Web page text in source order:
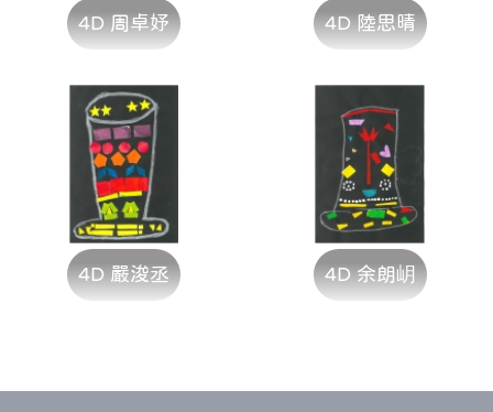
4D 周卓妤 4D 陸思晴
4D 嚴浚丞 4D 余朗岄